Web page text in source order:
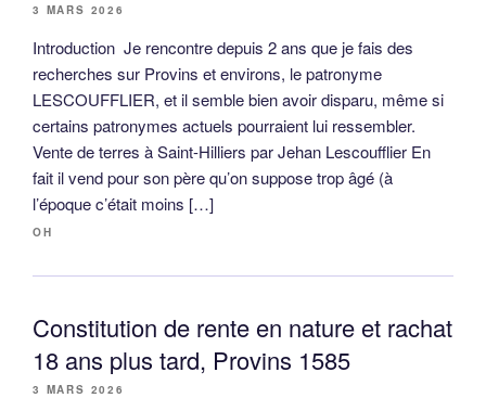
3 MARS 2026
Introduction Je rencontre depuis 2 ans que je fais des
recherches sur Provins et environs, le patronyme
LESCOUFFLIER, et il semble bien avoir disparu, même si
certains patronymes actuels pourraient lui ressembler.
Vente de terres à Saint-Hilliers par Jehan Lescoufflier En
fait il vend pour son père qu’on suppose trop âgé (à
l’époque c’était moins […]
OH
Constitution de rente en nature et rachat
18 ans plus tard, Provins 1585
3 MARS 2026